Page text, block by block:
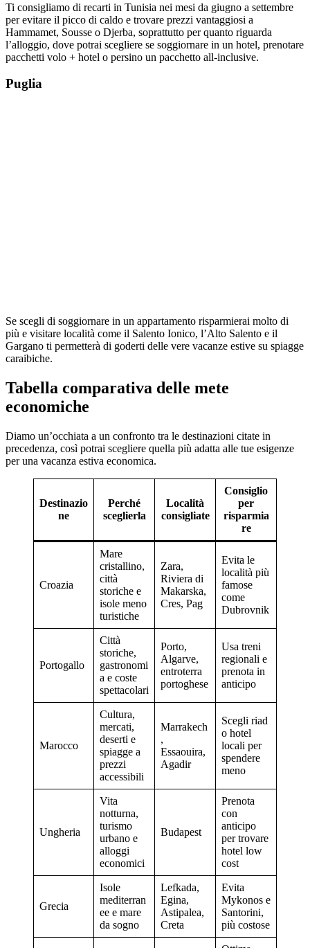
Ti consigliamo di recarti in Tunisia nei mesi da giugno a settembre
per evitare il picco di caldo e trovare prezzi vantaggiosi a
Hammamet, Sousse o Djerba, soprattutto per quanto riguarda
l’alloggio, dove potrai scegliere se soggiornare in un hotel, prenotare
pacchetti volo + hotel o persino un pacchetto all-inclusive.
Puglia
Se scegli di soggiornare in un appartamento risparmierai molto di
più e visitare località come il Salento Ionico, l’Alto Salento e il
Gargano ti permetterà di goderti delle vere vacanze estive su spiagge
caraibiche.
Tabella comparativa delle mete
economiche
Diamo un’occhiata a un confronto tra le destinazioni citate in
precedenza, così potrai scegliere quella più adatta alle tue esigenze
per una vacanza estiva economica.
Destinazio
ne
Perché
sceglierla
Località
consigliate
Consiglio
per
risparmia
re
Croazia
Mare
cristallino,
città
storiche e
isole meno
turistiche
Zara,
Riviera di
Makarska,
Cres, Pag
Evita le
località più
famose
come
Dubrovnik
Portogallo
Città
storiche,
gastronomi
a e coste
spettacolari
Porto,
Algarve,
entroterra
portoghese
Usa treni
regionali e
prenota in
anticipo
Marocco
Cultura,
mercati,
deserti e
spiagge a
prezzi
accessibili
Marrakech
,
Essaouira,
Agadir
Scegli riad
o hotel
locali per
spendere
meno
Ungheria
Vita
notturna,
turismo
urbano e
alloggi
economici
Budapest
Prenota
con
anticipo
per trovare
hotel low
cost
Grecia
Isole
mediterran
ee e mare
da sogno
Lefkada,
Egina,
Astipalea,
Creta
Evita
Mykonos e
Santorini,
più costose